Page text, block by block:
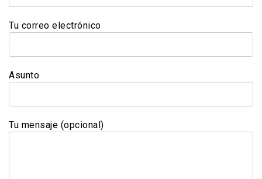
Tu correo electrónico
Asunto
Tu mensaje (opcional)